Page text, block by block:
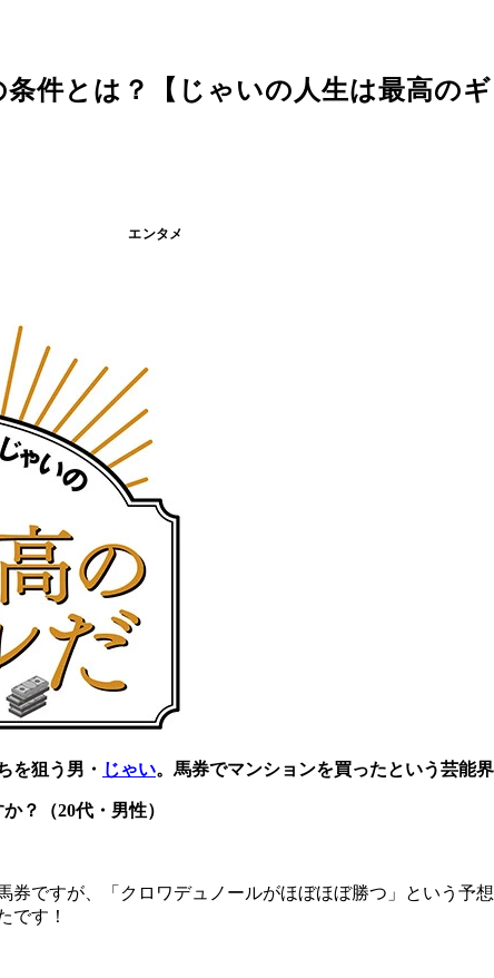
件とは？【じゃいの人生は最高の
エンタメ
を狙う男・ じゃい。馬券でマンションを買ったという芸能
？（20代・男性）
ですが、「クロワデュノールがほぼほぼ勝つ」という予
です！